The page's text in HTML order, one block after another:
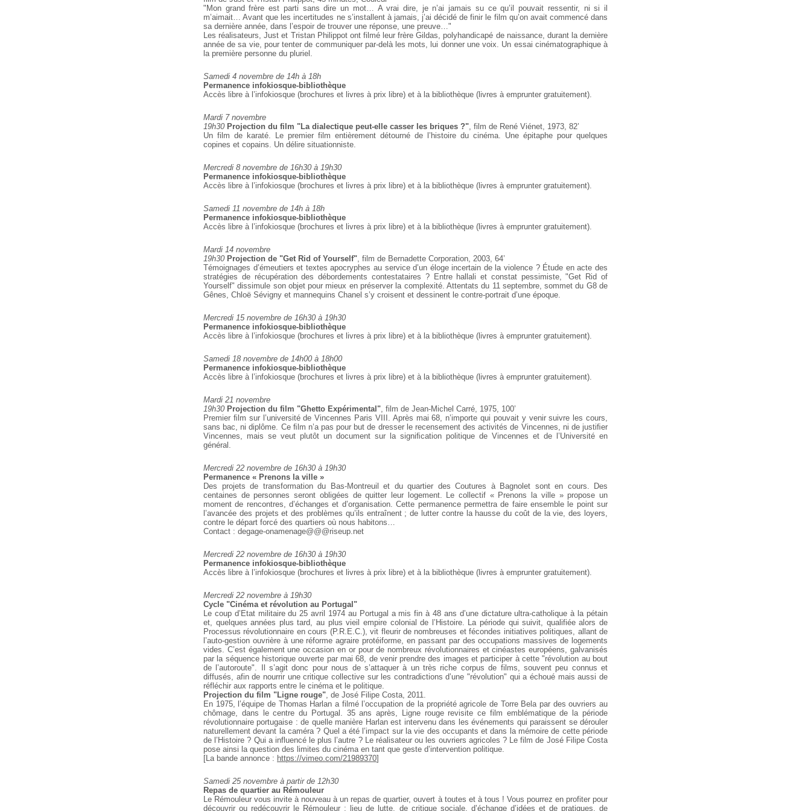
"Mon grand frère est parti sans dire un mot… A vrai dire, je n’ai jamais su ce qu’il pouvait ressentir, ni si il
m’aimait… Avant que les incertitudes ne s’installent à jamais, j’ai décidé de finir le film qu’on avait commencé dans
sa dernière année, dans l’espoir de trouver une réponse, une preuve…"
Les réalisateurs, Just et Tristan Philippot ont filmé leur frère Gildas, polyhandicapé de naissance, durant la dernière
année de savie, pour tenter de communiquer par-delà les mots, lui donner une voix. Un essai cinématographique à
la première personne du pluriel.
Samedi 4 novembre de 14h à 18h
Permanence infokiosque-bibliothèque
Accès libre à l’infokiosque (brochures et livres à prix libre) et à labibliothèque (livres à emprunter gratuitement).
Mardi 7 novembre
19h30 Projection du film "La dialectique peut-elle casser les briques ?", film de René Viénet, 1973, 82’
Un film de karaté. Le premier film entièrement détourné de l’histoire du cinéma. Une épitaphe pour quelques
copines et copains. Un délire situationniste.
Mercredi 8 novembre de 16h30 à 19h30
Permanence infokiosque-bibliothèque
Accès libre à l’infokiosque (brochures et livres à prix libre) et à labibliothèque (livres à emprunter gratuitement).
Samedi 11 novembre de 14h à 18h
Permanence infokiosque-bibliothèque
Accès libre à l’infokiosque (brochures et livres à prix libre) et à labibliothèque (livres à emprunter gratuitement).
Mardi 14 novembre
19h30 Projection de "Get Rid of Yourself", film de Bernadette Corporation, 2003, 64’
Témoignages d’émeutiers et textes apocryphes au service d’un élogeincertain de la violence ? Étude en acte des
stratégies de récupérationdes débordements contestataires ? Entre hallali et constat pessimiste, "Get Rid of
Yourself" dissimule son objet pour mieux en préserver lacomplexité. Attentats du 11 septembre, sommet du G8 de
Gênes, Chloë Sévigny et mannequins Chanel s’y croisent et dessinent le contre-portrait d’une époque.
Mercredi 15 novembre de 16h30 à 19h30
Permanence infokiosque-bibliothèque
Accès libre à l’infokiosque (brochures et livres à prix libre) et à labibliothèque (livres à emprunter gratuitement).
Samedi 18 novembre de 14h00 à 18h00
Permanence infokiosque-bibliothèque
Accès libre à l’infokiosque (brochures et livres à prix libre) et à labibliothèque (livres à emprunter gratuitement).
Mardi 21 novembre
19h30 Projection du film "Ghetto Expérimental", film de Jean-Michel Carré, 1975, 100’
Premier ﬁlm sur l’université de Vincennes Paris VIII. Après mai 68, n’importe qui pouvait y venir suivre les cours,
sans bac, ni diplôme. Ce ﬁlm n’a pas pour but de dresser lerecensement des activités de Vincennes, ni de justiﬁer
Vincennes, mais se veut plutôt un document sur la signiﬁcation politique de Vincennes et de l’Université en
général.
Mercredi 22 novembre de 16h30 à 19h30
Permanence « Prenons la ville »
Des projets de transformation du Bas-Montreuil et du quartier des Coutures à Bagnolet sont en cours. Des
centaines de personnes seront obligées de quitter leur logement. Le collectif « Prenons la ville »propose un
moment de rencontres, d’échanges et d’organisation. Cette permanence permettra de faire ensemble le point sur
l’avancée des projets et des problèmes qu’ils entraînent ; de lutter contre la hausse du coût de la vie, des loyers,
contre le départ forcé des quartiers où nous habitons…
Contact : degage-onamenage@@@riseup.net
Mercredi 22 novembre de 16h30 à 19h30
Permanence infokiosque-bibliothèque
Accès libre à l’infokiosque (brochures et livres à prix libre) et à labibliothèque (livres à emprunter gratuitement).
Mercredi 22 novembre à 19h30
Cycle "Cinéma et révolution au Portugal"
Le coup d’Etat militaire du 25 avril 1974 au Portugal a mis fin à 48 ans d’une dictature ultra-catholique à la pétain
et, quelques années plus tard, au plus vieil empire colonial de l’Histoire. La période qui suivit, qualifiée alors de
Processus révolutionnaire en cours (P.R.E.C.), vit fleurir de nombreuses et fécondes initiatives politiques, allant de
l’auto-gestion ouvrière à une réforme agraire protéiforme, en passant par des occupations massives de logements
vides. C’est également une occasion en or pour de nombreux révolutionnaires et cinéastes européens, galvanisés
par la séquence historique ouverte par mai 68, de venir prendre des images et participer à cette "révolution au bout
de l’autoroute". Il s’agit donc pour nous de s’attaquer à un très riche corpus de films, souvent peu connus et
diffusés, afin de nourrir une critique collective sur les contradictions d’une "révolution" qui a échoué mais aussi de
réfléchir aux rapports entre le cinéma et le politique.
Projection du film "Ligne rouge", de José Filipe Costa, 2011.
En 1975, l’équipe de Thomas Harlan a filmé l’occupation de la propriété agricole de Torre Bela par des ouvriers au
chômage, dans le centre du Portugal. 35 ans après, Ligne rouge revisite ce film emblématique de la période
révolutionnaire portugaise : de quelle manière Harlan est intervenu dans les événements qui paraissent se dérouler
naturellement devant la caméra ? Quel a été l’impact sur la vie des occupants et dans la mémoire de cette période
de l’Histoire ? Qui a influencé le plus l’autre ? Le réalisateur ou les ouvriers agricoles ? Le film de José Filipe Costa
pose ainsi la question des limites du cinéma en tant que geste d’intervention politique.
[La bande annonce : https://vimeo.com/21989370]
Samedi 25 novembre à partir de 12h30
Repas de quartier au Rémouleur
Le Rémouleur vous invite à nouveau à un repas de quartier, ouvert àtoutes et à tous ! Vous pourrez en profiter pour
découvrir ou redécouvrir le Rémouleur : lieu de lutte, de critique sociale, d’échanged’idées et de pratiques, de